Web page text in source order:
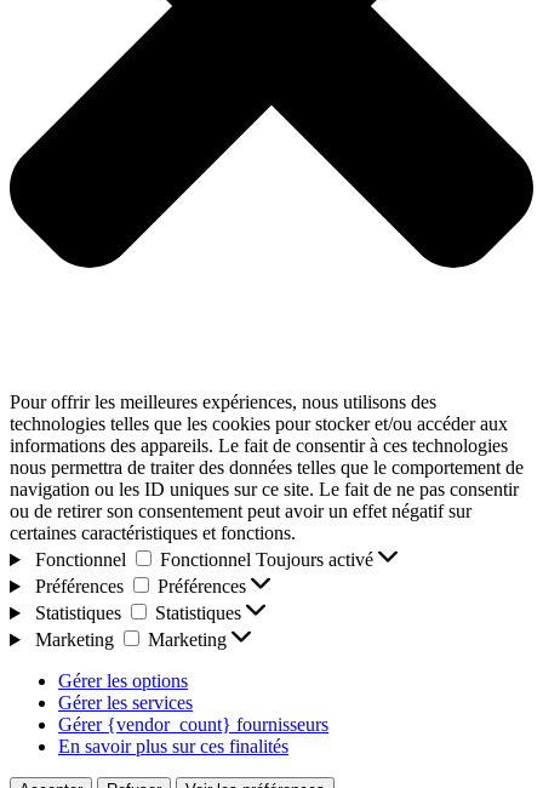
Pour offrir les meilleures expériences, nous utilisons des
technologies telles que les cookies pour stocker et/ou accéder aux
informations des appareils. Le fait de consentir à ces technologies
nous permettra de traiter des données telles que le comportement de
navigation ou les ID uniques sur ce site. Le fait de ne pas consentir
ou de retirer son consentement peut avoir un effet négatif sur
certaines caractéristiques et fonctions.
Fonctionnel
Fonctionnel Toujours activé
Préférences
Préférences
Statistiques
Statistiques
Marketing
Marketing
Gérer les options
Gérer les services
Gérer {vendor_count} fournisseurs
En savoir plus sur ces finalités